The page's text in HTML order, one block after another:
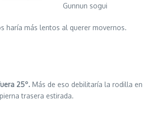
Gunnun sogui
haría más lentos al querer movernos.
25º. Más de eso debilitaría la rodilla
trasera estirada.